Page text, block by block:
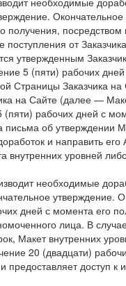
получения,
от
утвержденным
5 (пяти) рабочих
Страницы Заказчика
на Сайте (далее —
(пяти) рабочих дней с
об утверждении
и направить
внутренних уровней
необходимые
дней с момента его
лица. В
Макет внутренних
20 (двадцати)
предоставляет доступ